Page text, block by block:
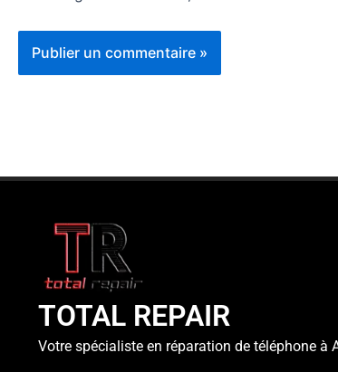
TOTAL REPAIR
Votre spécialiste en réparation de téléphone à